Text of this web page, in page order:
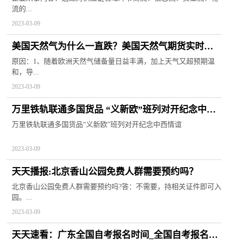
流的...
2023-03-09
美国天然气为什么一直跌？美国天然气期货实时行
情
原因：1、随着欧洲天然气储备量日益丰满，加上天气又超预期温
和，导...
2023-03-09
万里铁轨联通多国货品 “义新欧”班列对开纪念中西
情谊-环球快资讯
万里铁轨联通多国货品“义新欧”班列对开纪念中西情谊
2023-03-09
天天播报:北京香山公园免费人群需要预约吗？
北京香山公园免费人群需要预约吗?答：不需要，持相关证件即可入
园。...
2023-03-09
天天速看：广东全国自考报名时间_全国自考报名时